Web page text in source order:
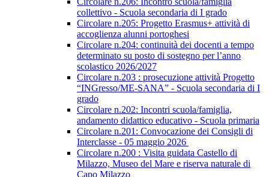
collettivo - Scuola secondaria di I grado
Circolare n.205: Progetto Erasmus+ attività di
accoglienza alunni portoghesi
Circolare n.204: continuità dei docenti a tempo
determinato su posto di sostegno per l’anno
scolastico 2026/2027
Circolare n.203 : prosecuzione attività Progetto
“INGresso/ME-SANA” - Scuola secondaria di I
grado
Circolare n.202: Incontri scuola/famiglia,
andamento didattico educativo - Scuola primaria
Circolare n.201: Convocazione dei Consigli di
Interclasse - 05 maggio 2026
Circolare n.200 : Visita guidata Castello di
Milazzo, Museo del Mare e riserva naturale di
Capo Milazzo